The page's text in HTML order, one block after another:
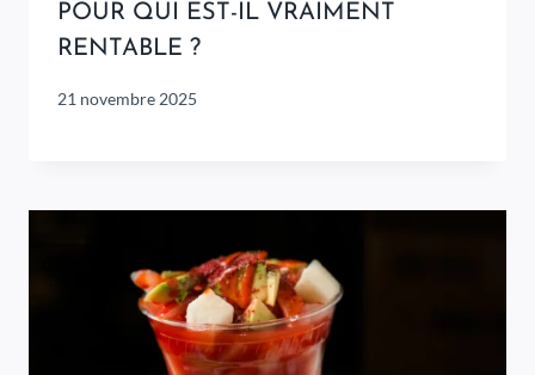
POUR QUI EST-IL VRAIMENT
RENTABLE ?
21 novembre 2025